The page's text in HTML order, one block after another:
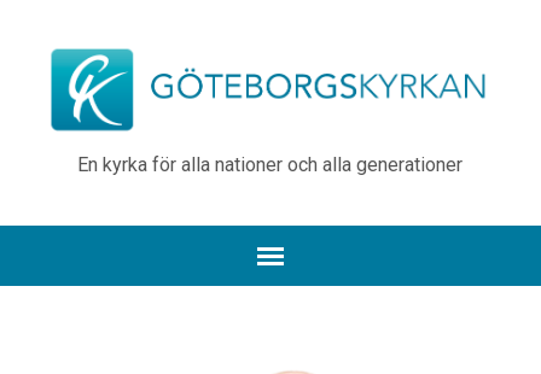
En kyrka för alla nationer och alla generationer